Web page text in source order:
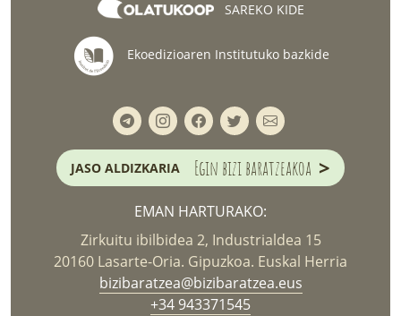
SAREKO KIDE
Ekoedizioaren Institutuko bazkide
JASO ALDIZKARIA Egin bizi baratzeakoa >
EMAN HARTURAKO:
Zirkuitu ibilbidea 2, Industrialdea 15
20160 Lasarte-Oria. Gipuzkoa. Euskal Herria
bizibaratzea@bizibaratzea.eus
+34 943371545